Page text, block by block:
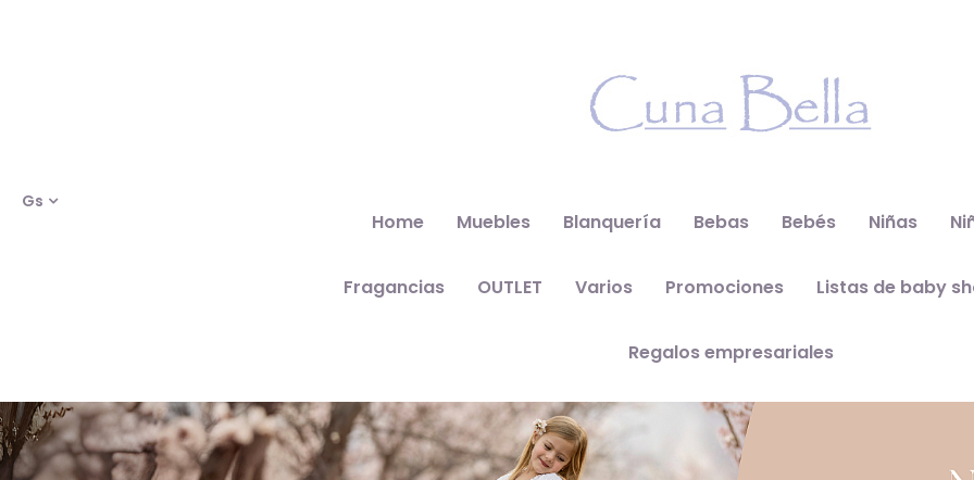
Gs
Home Muebles Blanquería Bebas Bebés Niñas
Fragancias OUTLET Varios Promociones Listas de baby
Regalos empresariales